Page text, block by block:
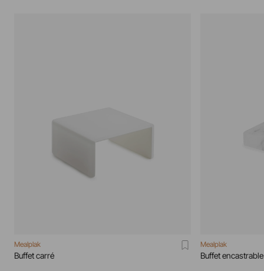
Mealplak
Buffet carré
Mealplak
Buffet encastrable